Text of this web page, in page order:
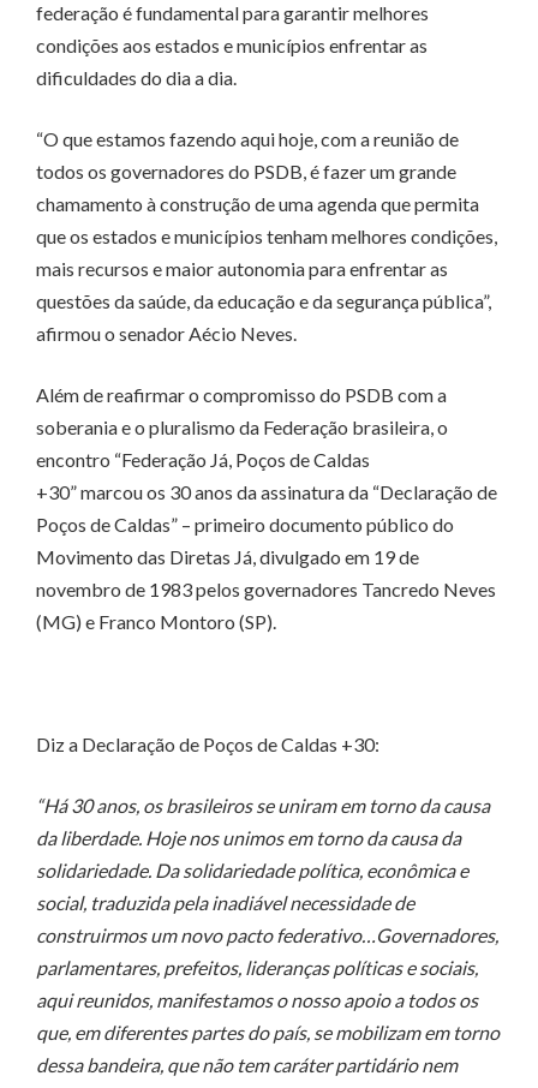
federação é fundamental para garantir melhores
condições aos estados e municípios enfrentar as
dificuldades do dia a dia.
“O que estamos fazendo aqui hoje, com a reunião de
todos os governadores do PSDB, é fazer um grande
chamamento à construção de uma agenda que permita
que os estados e municípios tenham melhores condições,
mais recursos e maior autonomia para enfrentar as
questões da saúde, da educação e da segurança pública”,
afirmou o senador Aécio Neves.
Além de reafirmar o compromisso do PSDB com a
soberania e o pluralismo da Federação brasileira, o
encontro “Federação Já, Poços de Caldas
+30” marcou os 30 anos da assinatura da “Declaração de
Poços de Caldas” – primeiro documento público do
Movimento das Diretas Já, divulgado em 19 de
novembro de 1983 pelos governadores Tancredo Neves
(MG) e Franco Montoro (SP).
Diz a Declaração de Poços de Caldas +30:
“Há 30 anos, os brasileiros se uniram em torno da causa
da liberdade. Hoje nos unimos em torno da causa da
solidariedade. Da solidariedade política, econômica e
social, traduzida pela inadiável necessidade de
construirmos um novo pacto federativo…Governadores,
parlamentares, prefeitos, lideranças políticas e sociais,
aqui reunidos, manifestamos o nosso apoio a todos os
que, em diferentes partes do país, se mobilizam em torno
dessa bandeira, que não tem caráter partidário nem